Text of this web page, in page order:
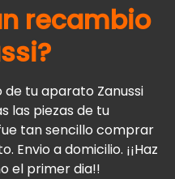
recambio
?
tu aparato Zanussi
las piezas de tu
tan sencillo comprar
Envio a domicilio. ¡¡Haz
el primer dia!!